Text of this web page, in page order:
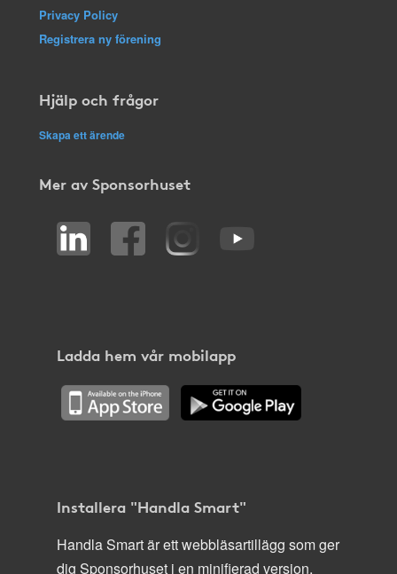
Privacy Policy
Registrera ny förening
Hjälp och frågor
Skapa ett ärende
Mer av Sponsorhuset
Ladda hem vår mobilapp
Installera "Handla Smart"
Handla Smart är ett webbläsartillägg som ger
dig Sponsorhuset i en minifierad version,